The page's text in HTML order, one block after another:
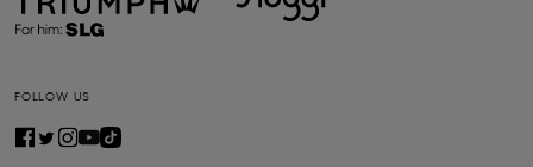
FOLLOW US